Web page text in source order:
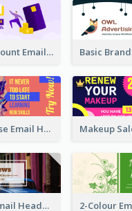
Credit Card Discount Email Header
Skill Share Course Email Header
Vintage News Email Header